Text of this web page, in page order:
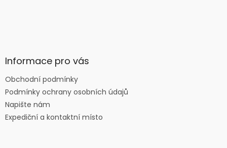
Informace pro vás
Obchodní podmínky
Podmínky ochrany osobních údajů
Napište nám
Expediční a kontaktní místo